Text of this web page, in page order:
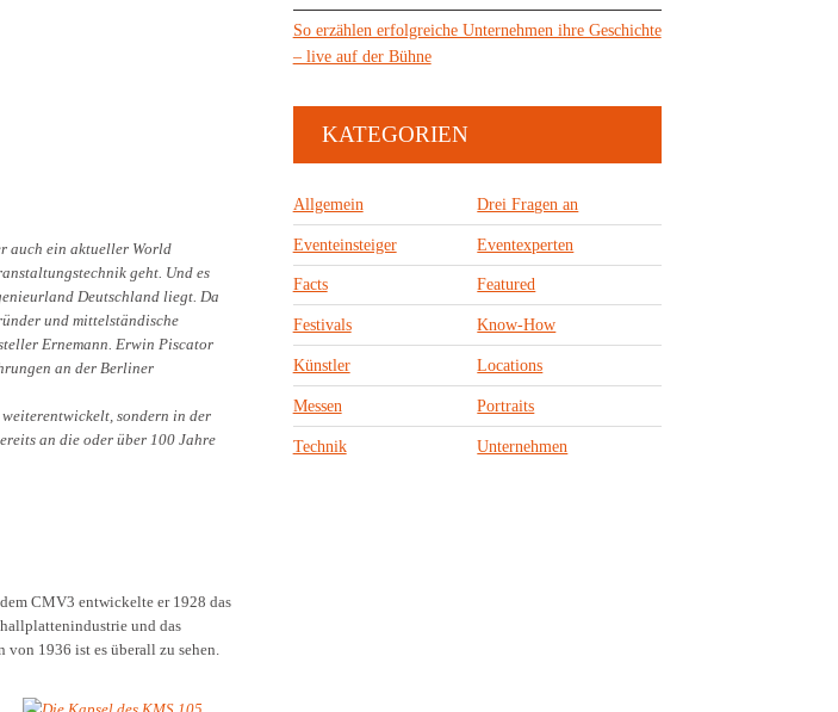
auch ein aktueller World
geht. Und es
Deutschland liegt. Da
und mittelständische
Ernemann. Erwin Piscator
an der Berliner
sondern in der
an die oder über 100 Jahre
CMV3 entwickelte er 1928 das
und das
1936 ist es überall zu sehen.
So erzählen erfolgreiche Unternehmen ihre Geschichte
– live auf der Bühne
KATEGORIEN
Allgemein Drei Fragen an
Eventeinsteiger Eventexperten
Facts Featured
Festivals Know-How
Künstler Locations
Messen Portraits
Technik Unternehmen